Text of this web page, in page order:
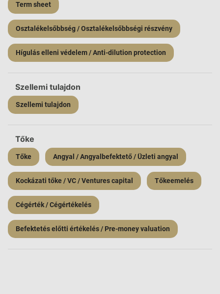
Term sheet
Osztalékelsőbbség / Osztalékelsőbbségi részvény
Hígulás elleni védelem / Anti-dilution protection
Szellemi tulajdon
Szellemi tulajdon
Tőke
Tőke Angyal / Angyalbefektető / Üzleti angyal
Kockázati tőke / VC / Ventures capital Tőkeemelés
Cégérték / Cégértékelés
Befektetés előtti értékelés / Pre-money valuation